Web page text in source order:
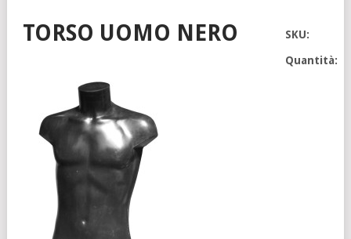
TORSO UOMO NERO SKU:
Quantità: